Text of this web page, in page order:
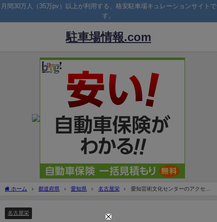
月間30万人（35万pv）以上が利用する、格安駐車場キュレーションサイトで
す。
駐車場情報.com
ホーム 都道府県 愛知県 名古屋栄
愛知芸術文化センターのアクセス
名古屋栄